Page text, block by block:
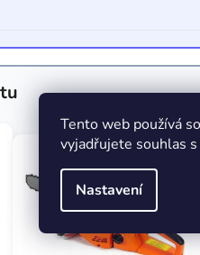
Tento web používá
vyjadřujete souhlas
Nastavení